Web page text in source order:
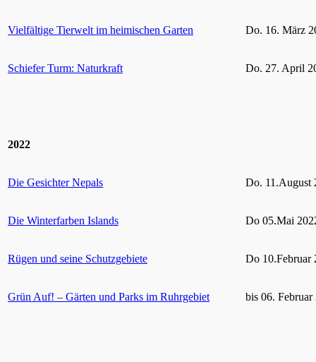
Vielfältige Tierwelt im heimischen Garten Do. 16. März
Schiefer Turm: Naturkraft Do. 27. April
2022
Die Gesichter Nepals Do. 11.August
Die Winterfarben Islands Do 05.Mai
Rügen und seine Schutzgebiete Do 10.Februar
Grün Auf! – Gärten und Parks im Ruhrgebiet bis 06. Februar